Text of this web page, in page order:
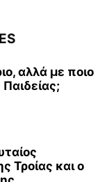
αλλά με ποιο
Τροίας και ο